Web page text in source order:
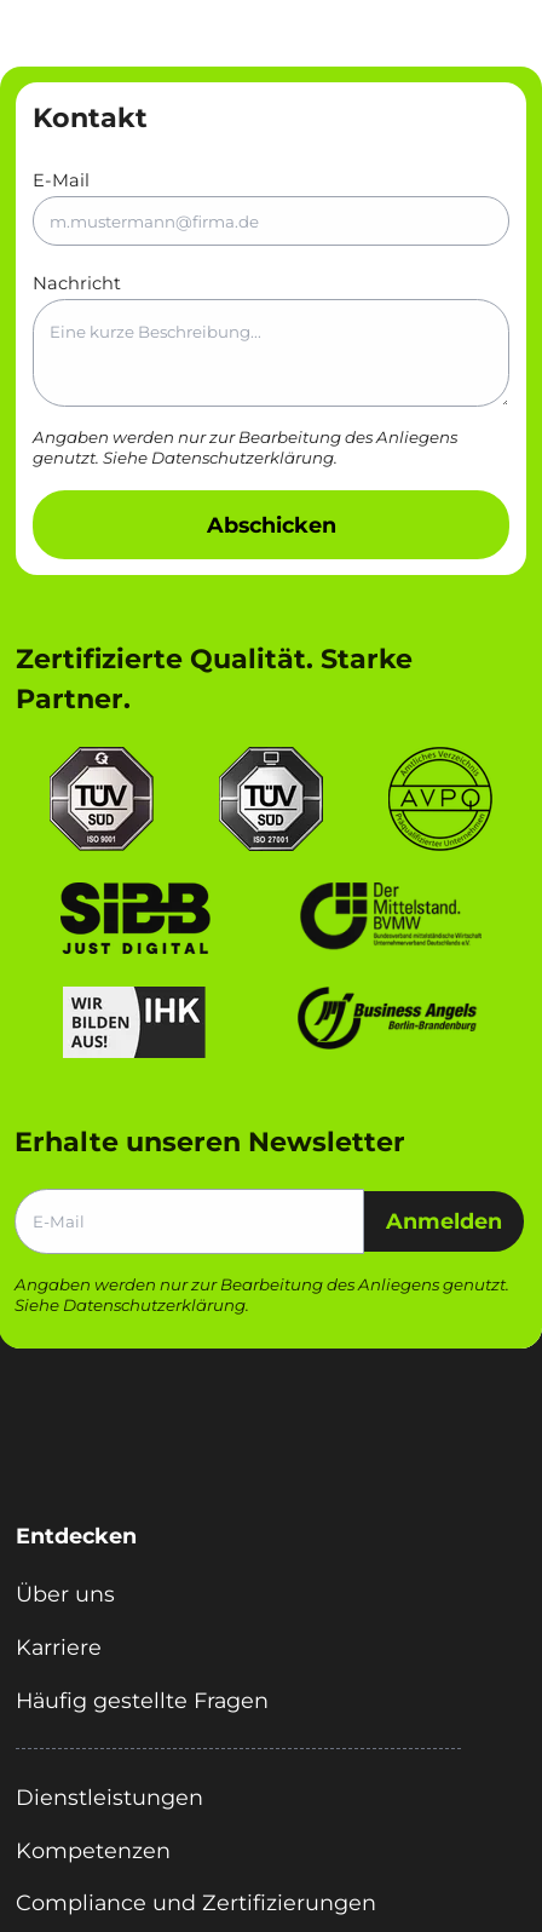
Kontakt
E-Mail
Nachricht
Angaben werden nur zur Bearbeitung des Anliegens
genutzt. Siehe Datenschutzerklärung.
Abschicken
Zertifizierte Qualität. Starke
Partner.
Erhalte unseren Newsletter
Anmelden
Angaben werden nur zur Bearbeitung des Anliegens genutzt.
Siehe Datenschutzerklärung.
Entdecken
Über uns
Karriere
Häufig gestellte Fragen
Dienstleistungen
Kompetenzen
Compliance und Zertifizierungen